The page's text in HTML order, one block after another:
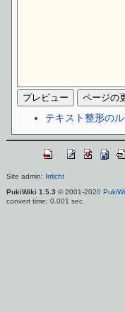
テキスト整形の
Site admin: Irrlicht
PukiWiki 1.5.3 © 2001-2020
convert time: 0.001 sec.